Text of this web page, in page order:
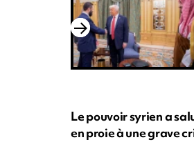
Le pouvoir syrien a
en proie à une grave